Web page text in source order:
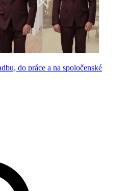
do práce a na spoločenské